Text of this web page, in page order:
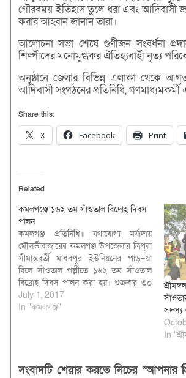
গৌরবময় ইতিহাস তুলে ধরা এবং আদিবাসী
করার আহ্বান জানান তারা।
আলোচনা সভা শেষে গুণীজন সংবর্ধনা
শিল্পীদের মনোমুগ্ধকর ঐতিহ্যবাহী নৃত্য
অনুষ্ঠানে জেলার বিভিন্ন এলাকা থেকে
আদিবাসী সংগঠনের প্রতিনিধি, গণমাধ্যমকর্মী
Share this:
X Facebook Print
Related
কমলগঞ্জে ১৬২ তম সাঁওতাল বিদ্রোহ দিবস
পালন
কমলগঞ্জ প্রতিনিধি॥ যথাযোগ্য মর্যাদায়
মৌলভীবাজারের কমলগঞ্জ উপজেলার ত্রিপুরা
সীমান্তবর্তী মাধবপুর ইউনিয়নের পাড়–য়া
বিলে সাঁওতাল পল্লীতে ১৬২ তম সাঁওতাল
বিদ্রোহ দিবস পালন করা হয়। শুক্রবার ৩০
জুন বিকাল সাড়ে চারটায় সাঁওতাল বিদ্রোহ
দিবস পালন করা হয়। সাঁওতাল নেতা লাল
July 1, 2017
In "কমলগঞ্জ"
In
সংবাদটি শেয়ার করতে নিচের “আপনার